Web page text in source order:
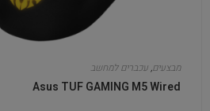
מבצעים,עכברים למחשב
Asus TUF GAMING M5 Wired